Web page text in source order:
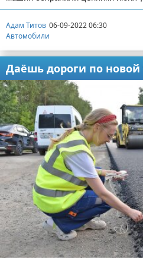
Адам Титов 06-09-2022 06:30
Автомобили
Даёшь дороги по новой